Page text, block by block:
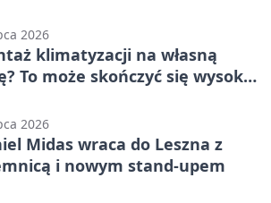
2026
klimatyzacji na własną
To może skończyć się wysoką
2026
Midas wraca do Leszna z
i nowym stand-upem